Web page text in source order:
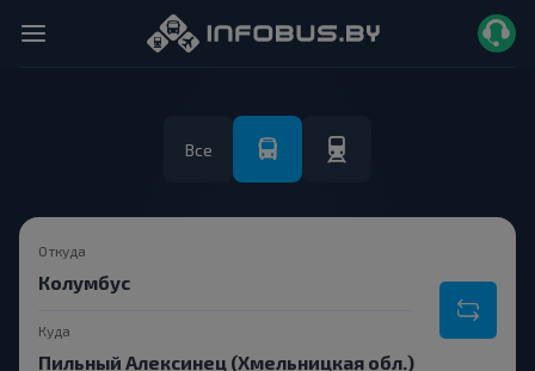
Все
Откуда
Куда